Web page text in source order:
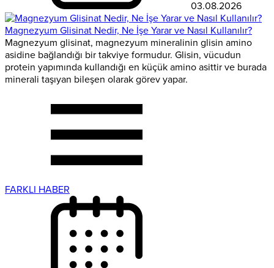
03.08.2026
Magnezyum Glisinat Nedir, Ne İşe Yarar ve Nasıl Kullanılır?
Magnezyum glisinat, magnezyum mineralinin glisin amino
asidine bağlandığı bir takviye formudur. Glisin, vücudun
protein yapımında kullandığı en küçük amino asittir ve burada
minerali taşıyan bileşen olarak görev yapar.
FARKLI HABER